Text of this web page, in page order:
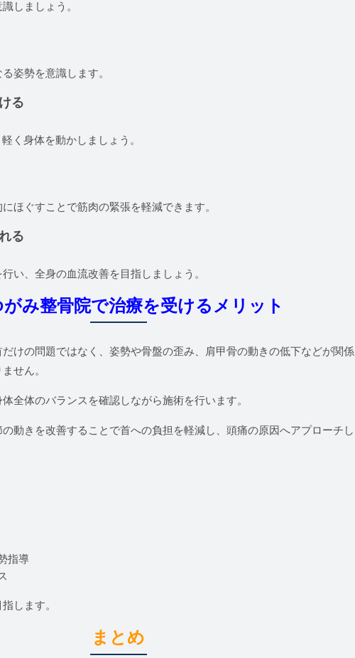
しましょう。
姿勢を意識します。
る
く身体を動かしましょう。
ほぐすことで筋肉の緊張を軽減できます。
る
い、全身の血流改善を目指しましょう。
がみ整骨院で治療を受けるメリット
けの問題ではなく、姿勢や骨盤の歪み、肩甲骨の動きの低下などが関係
せん。
全体のバランスを確認しながら施術を行います。
動きを改善することで首への負担を軽減し、頭痛の原因へアプローチし
指導
します。
まとめ